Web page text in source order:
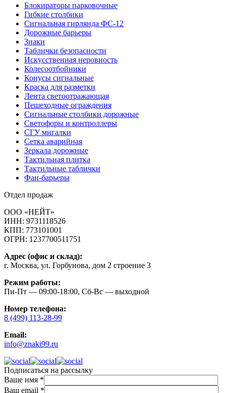
Блокираторы парковочные
Гибкие столбики
Сигнальная гирлянда ФС-12
Дорожные барьеры
Знаки
Таблички безопасности
Искусственная неровность
Колесоотбойники
Конусы сигнальные
Краска для разметки
Лента светоотражающая
Пешеходные ограждения
Сигнальные столбики дорожные
Светофоры и контроллеры
СГУ мигалки
Cетка аварийная
Зеркала дорожные
Тактильная плитка
Тактильные таблички
Фан-барьеры
Отдел продаж
ООО «НЕЙТ»
ИНН: 9731118526
КПП: 773101001
ОГРН: 1237700511751
Адрес (офис и склад):
г. Москва, ул. Горбунова, дом 2 строение 3
Режим работы:
Пн-Пт — 09:00-18:00, Сб-Вс — выходной
Номер телефона:
8 (499) 113-28-99
Email:
info@znaki99.ru
Подписаться на рассылку
Ваше имя *
Ваш email *